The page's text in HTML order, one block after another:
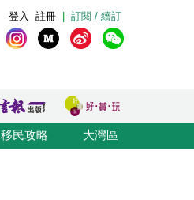
訂閱 / 續訂
註冊
登入
移民攻略 大灣區